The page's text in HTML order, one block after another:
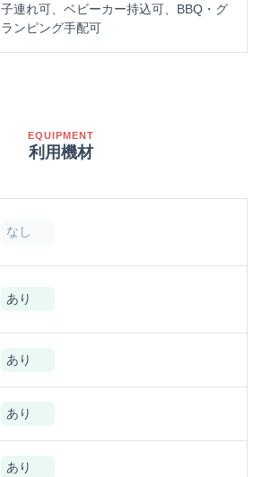
子連れ可、ベビーカー持込可、BBQ・グ
ランピング手配可
EQUIPMENT
利用機材
なし
あり
あり
あり
あり